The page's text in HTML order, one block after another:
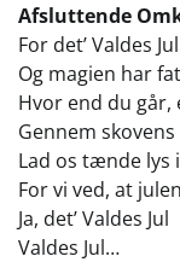
Afsluttende
For det’ Valdes
Og magien har fat
Hvor end du går,
Gennem
Lad os tænde lys
For vi ved, at
Ja, det’ Valdes Jul
Valdes Jul…